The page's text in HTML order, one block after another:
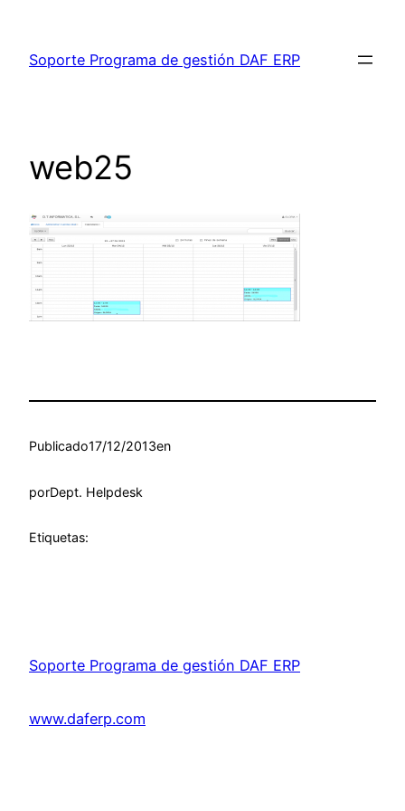
contenido
Soporte Programa de gestión DAF ERP
web25
Publicado17/12/2013en
porDept. Helpdesk
Etiquetas:
Soporte Programa de gestión DAF ERP
www.daferp.com